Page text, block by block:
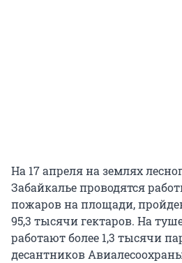
На 17 апреля на землях
Забайкалье проводятся
пожаров на площади,
95,3 тысячи гектаров. На
работают более 1,3 тысячи
десантников